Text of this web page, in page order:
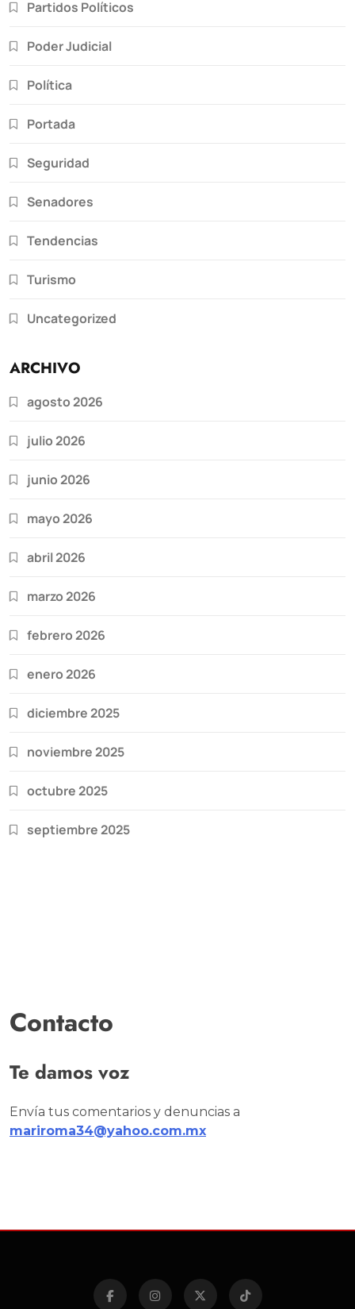
Partidos Políticos
Poder Judicial
Política
Portada
Seguridad
Senadores
Tendencias
Turismo
Uncategorized
ARCHIVO
agosto 2026
julio 2026
junio 2026
mayo 2026
abril 2026
marzo 2026
febrero 2026
enero 2026
diciembre 2025
noviembre 2025
octubre 2025
septiembre 2025
Contacto
Te damos voz
Envía tus comentarios y denuncias a
mariroma34@yahoo.com.mx